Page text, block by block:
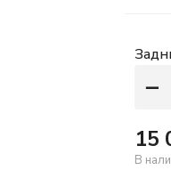
−
15
В